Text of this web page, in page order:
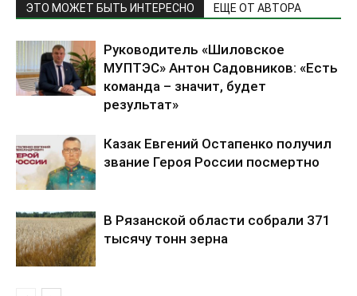
ЭТО МОЖЕТ БЫТЬ ИНТЕРЕСНО ЕЩЕ ОТ АВТОРА
Руководитель «Шиловское
МУПТЭС» Антон Садовников: «Есть
команда – значит, будет
результат»
Казак Евгений Остапенко получил
звание Героя России посмертно
В Рязанской области собрали 371
тысячу тонн зерна